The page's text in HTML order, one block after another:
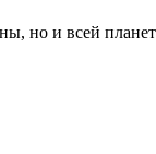
но и всей